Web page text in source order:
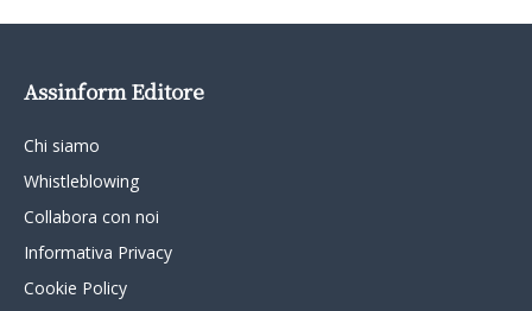
Assinform Editore
Chi siamo
Whistleblowing
Collabora con noi
Informativa Privacy
Cookie Policy